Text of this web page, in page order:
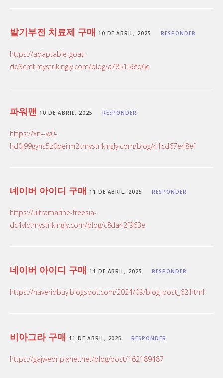
발기부전 치료제 구매 10 DE ABRIL, 2025 RESPONDER
https://adaptable-goat-
dd3cmf.mystrikingly.com/blog/a785156fd6e
파워맨 10 DE ABRIL, 2025 RESPONDER
https://xn--w0-
hd0j99gyns5z0qeiim2i.mystrikingly.com/blog/41cd67e48ef
네이버 아이디 구매 11 DE ABRIL, 2025 RESPONDER
https://ultramarine-freesia-
dc4vld.mystrikingly.com/blog/c8da42f963e
네이버 아이디 구매 11 DE ABRIL, 2025 RESPONDER
https://naveridbuy.blogspot.com/2024/09/blog-post_62.html
비아그라 구매 11 DE ABRIL, 2025 RESPONDER
https://gajweor.pixnet.net/blog/post/162189487